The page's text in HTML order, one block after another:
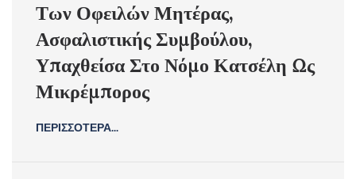
Των Οφειλών Μητέρας,
Ασφαλιστικής Συμβούλου,
Υπαχθείσα Στο Νόμο Κατσέλη Ως
Μικρέμπορος
ΠΕΡΙΣΣΟΤΕΡΑ...